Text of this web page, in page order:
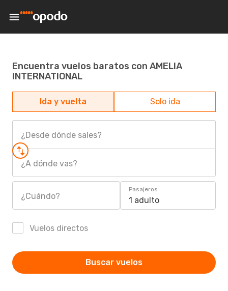
Encuentra vuelos baratos con AMELIA
INTERNATIONAL
Ida y vuelta Solo ida
¿Desde dónde sales?
¿A dónde vas?
¿Cuándo?
Pasajeros
1 adulto
Vuelos directos
Buscar vuelos